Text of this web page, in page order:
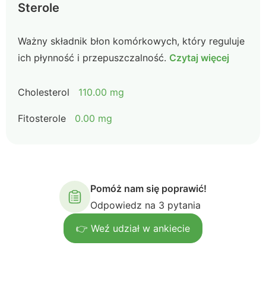
Sterole
Ważny składnik błon komórkowych, który reguluje
ich płynność i przepuszczalność. Czytaj więcej
Cholesterol 110.00 mg
Fitosterole 0.00 mg
Pomóż nam się poprawić!
Odpowiedz na 3 pytania
👉 Weź udział w ankiecie